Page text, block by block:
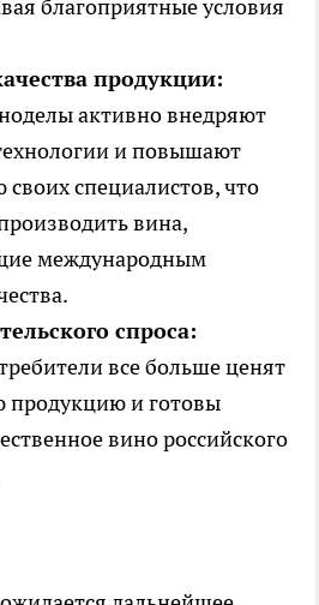
благоприятные условия
продукции:
активно внедряют
и повышают
специалистов, что
вина,
международным
спроса:
все больше ценят
продукцию и готовы
вино российского